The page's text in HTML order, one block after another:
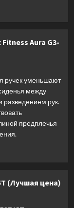
Aura G3-
ручек уменьшают
между
рук.
предплечья
(Лучшая цена)